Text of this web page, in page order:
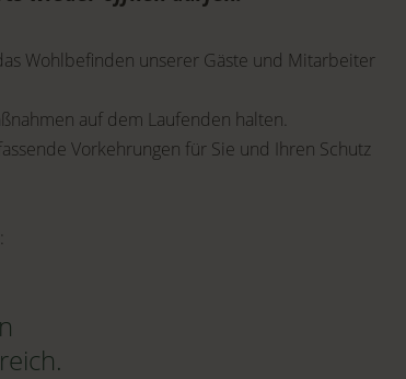
Wohlbefinden unserer Gäste und Mitarbeiter
auf dem Laufenden halten.
Vorkehrungen für Sie und Ihren Schutz